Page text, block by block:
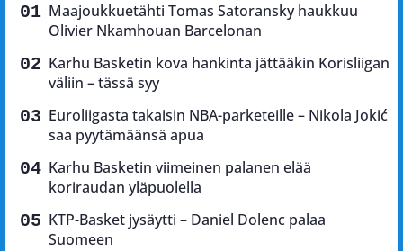
Maajoukkuetähti Tomas Satoransky haukkuu
Olivier Nkamhouan Barcelonan
Karhu Basketin kova hankinta jättääkin Korisliigan
väliin – tässä syy
Euroliigasta takaisin NBA-parketeille – Nikola Jokić
saa pyytämäänsä apua
Karhu Basketin viimeinen palanen elää
koriraudan yläpuolella
KTP-Basket jysäytti – Daniel Dolenc palaa
Suomeen